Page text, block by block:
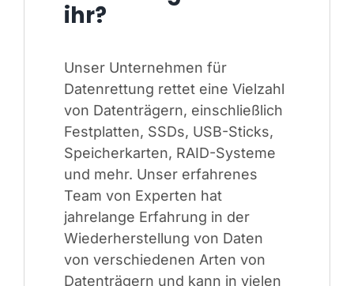
ihr?
Unser Unternehmen für
Datenrettung rettet eine Vielzahl
von Datenträgern, einschließlich
Festplatten, SSDs, USB-Sticks,
Speicherkarten, RAID-Systeme
und mehr. Unser erfahrenes
Team von Experten hat
jahrelange Erfahrung in der
Wiederherstellung von Daten
von verschiedenen Arten von
Datenträgern und kann in vielen